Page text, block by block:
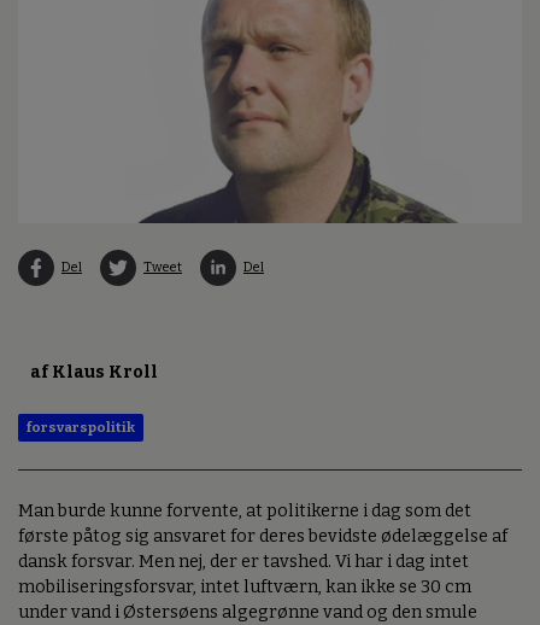
Del Tweet Del
af Klaus Kroll
forsvarspolitik
Man burde kunne forvente, at politikerne i dag som det
første påtog sig ansvaret for deres bevidste ødelæggelse af
dansk forsvar. Men nej, der er tavshed. Vi har i dag intet
mobiliseringsforsvar, intet luftværn, kan ikke se 30 cm
under vand i Østersøens algegrønne vand og den smule